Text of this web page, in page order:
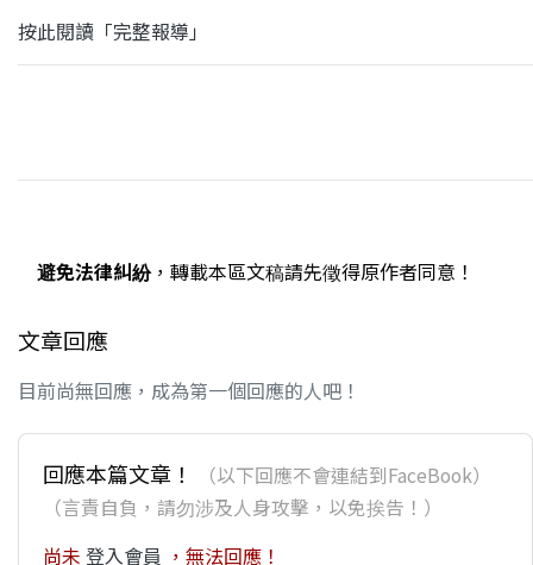
按此閱讀「完整報導」
避免法律糾紛，轉載本區文稿請先徵得原作者同意！
文章回應
目前尚無回應，成為第一個回應的人吧！
回應本篇文章！
（以下回應不會連結到FaceBook）
（言責自負，請勿涉及人身攻擊，以免挨告！）
尚未 登入會員 ，無法回應！